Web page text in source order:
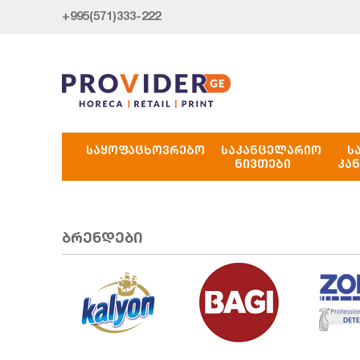
+995(571)333-222
ᲡᲐᲧᲝᲤᲐᲪᲮᲝᲕᲠᲔᲑᲝ
ᲡᲐᲙᲐᲜᲪᲔᲚᲐᲠᲘᲝ
ᲜᲘᲕᲗᲔᲑᲘ
ბრენდები